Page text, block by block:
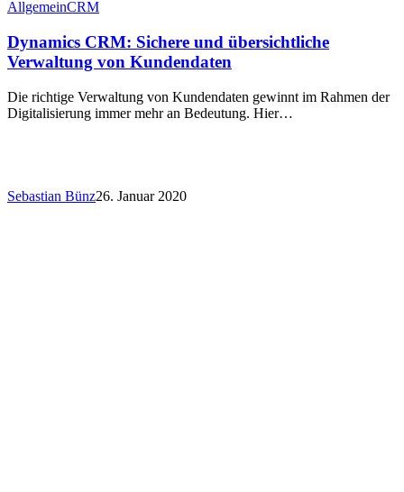
AllgemeinCRM
Dynamics CRM: Sichere und übersichtliche
Verwaltung von Kundendaten
Die richtige Verwaltung von Kundendaten gewinnt im Rahmen der
Digitalisierung immer mehr an Bedeutung. Hier…
Sebastian Bünz26. Januar 2020